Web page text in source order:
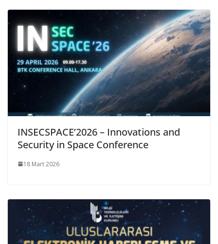
INSECSPACE’2026 – Innovations and
Security in Space Conference
18 Mart 2026